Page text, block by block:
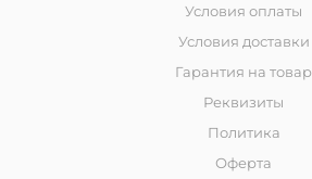
Условия оплаты
Условия доставки
Гарантия на товар
Реквизиты
Политика
Оферта